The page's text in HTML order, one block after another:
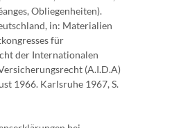
Obliegenheiten).
in: Materialien
für
der Internationalen
(A.I.D.A)
1966. Karlsruhe 1967, S.